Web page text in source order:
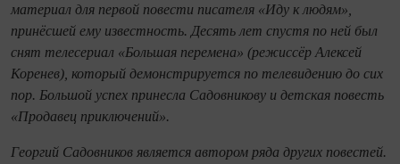
материал для первой повести писателя «Иду к людям»,
принёсшей ему известность. Десять лет спустя по ней был
снят телесериал «Большая перемена» (режиссёр Алексей
Коренев), который демонстрируется по телевидению до сих
пор. Большой успех принесла Садовникову и детская повесть
«Продавец приключений».
Георгий Садовников является автором ряда других повестей.